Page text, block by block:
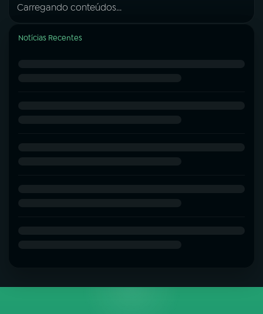
Carregando conteúdos...
Notícias Recentes